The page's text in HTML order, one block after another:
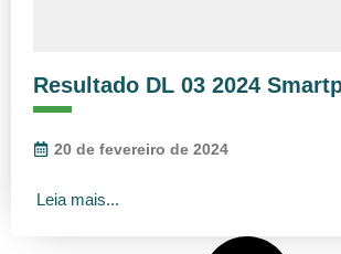
Resultado DL 03 2024
20 de fevereiro de 2024
Leia mais...